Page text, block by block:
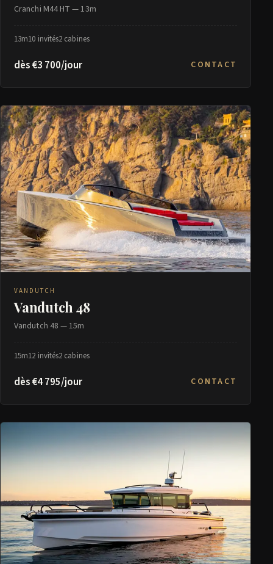
Cranchi M44 HT — 13m
13m10 invités2 cabines
dès €3 700/jour CONTACT
VANDUTCH
Vandutch 48
Vandutch 48 — 15m
15m12 invités2 cabines
dès €4 795/jour CONTACT